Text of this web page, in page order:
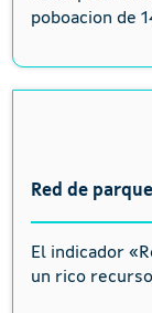
poboacion de
Red de
El indicador
un rico